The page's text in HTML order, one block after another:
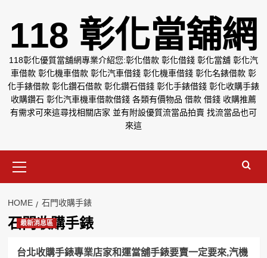
118 彰化當舖網
118彰化優質當舖網專業介紹您:彰化借款 彰化借錢 彰化當舖 彰化汽
車借款 彰化機車借款 彰化汽車借錢 彰化機車借錢 彰化名錶借款 彰
化手錶借款 彰化鑽石借款 彰化鑽石借錢 彰化手錶借錢 彰化收購手錶
收購鑽石 彰化汽車機車借款借錢 各類有價物品 借款 借錢 收購推薦
有需求可來這尋找相關店家 並有附設優質流當品拍賣 找流當品也可
來這
Menu
HOME 石門收購手錶
石門收購手錶
最新消息區
台北收購手錶專業店家和運當舖手錶要賣一定要來,汽機